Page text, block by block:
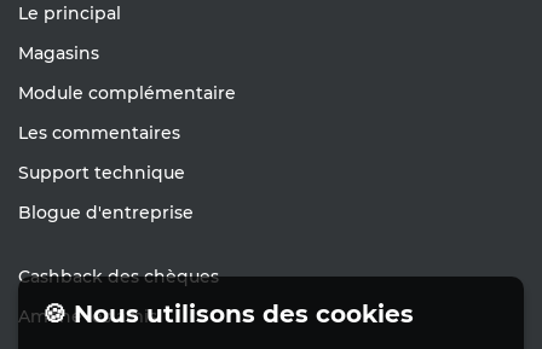
Le principal
Magasins
Module complémentaire
Les commentaires
Support technique
Blogue d'entreprise
Cashback des chèques
Amène les amis
🍪 Nous utilisons des cookies